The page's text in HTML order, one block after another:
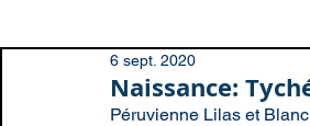
Couples
Naissance:
6 sept. 2020
Péruvienne Lilas et